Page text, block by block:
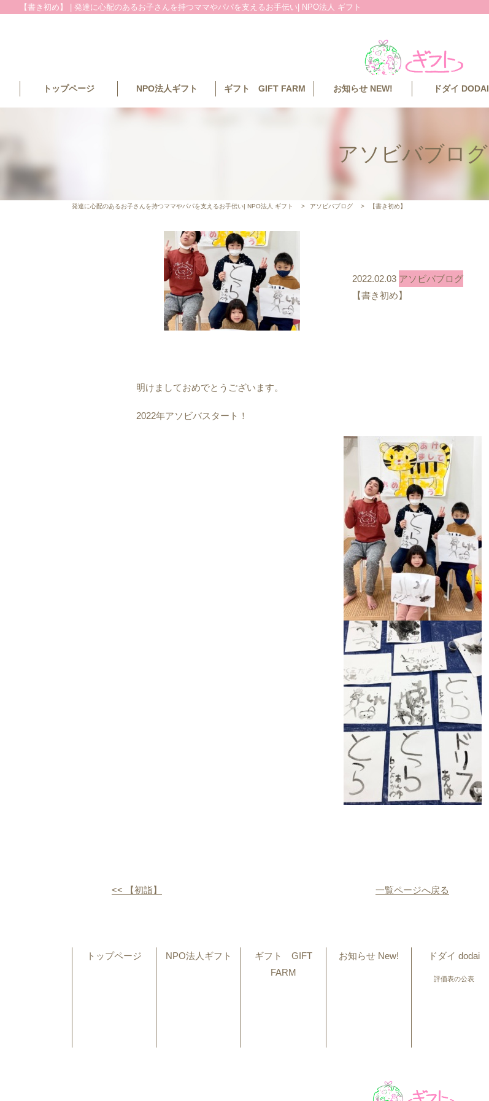
【書き初め】 | 発達に心配のあるお子さんを持つママやパパを支えるお手伝い| NPO法人 ギフト
トップページ NPO法人ギフト ギフト GIFT FARM お知らせ NEW! ドダイ DODAI
アソビバブログ
発達に心配のあるお子さんを持つママやパパを支えるお手伝い| NPO法人 ギフト > アソビバブログ > 【書き初め】
2022.02.03 アソビバブログ
【書き初め】
明けましておめでとうございます。
2022年アソビバスタート！
一覧ページへ戻る
<< 【初詣】
トップページ NPO法人ギフト
ギフト GIFT
FARM
お知らせ New! ドダイ dodai
評価表の公表